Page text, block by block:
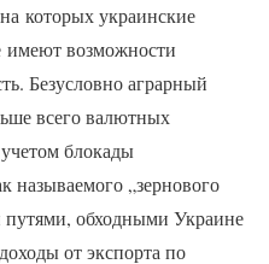
которых украинские
возможности
Безусловно аграрный
всего валютных
блокады
называемого „зернового
путями, обходными Украине
от экспорта по